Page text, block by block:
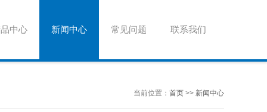
中心 新闻中心 常见问题 联系我们
当前位置： 首页 >> 新闻中心